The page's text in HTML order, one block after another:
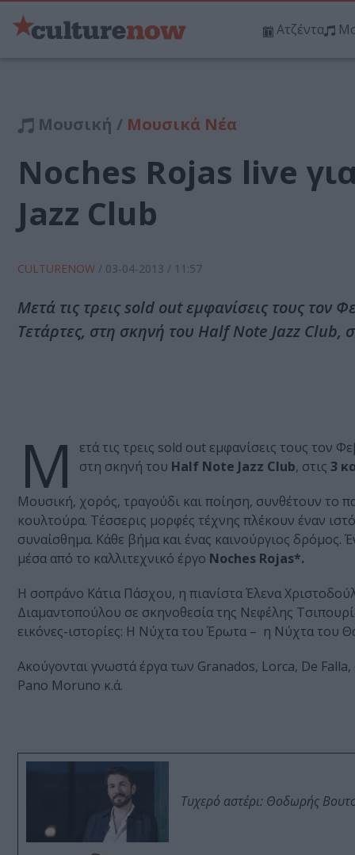
Ατζέντα
Μουσική / Μουσικά Νέα
Noches Rojas live
Jazz Club
CULTURENOW / 03-04-2013 / 11:57
Μετά τις τρεις sold out εμφανίσεις τους τον
Τετάρτες, στη σκηνή του Half Note Jazz Club,
Μ ετά τις τρεις sold out εμφανίσεις τους τον
στη σκηνή του Half Note Jazz Club, στις 3
Μουσική, χορός, τραγούδι και ποίηση, συνθέτουν το
κουλτούρα. Τέσσερις μορφές τέχνης πλέκουν έναν
συναίσθημα. Κάθε βήμα και ένας καινούργιος δρόμος.
μέσα από το καλλιτεχνικό έργο Noches Rojas*.
Η σοπράνο Κάτια Πάσχου, η πιανίστα Έλενα
Διαμαντοπούλου σε σκηνοθεσία της Νεφέλης
εικόνες-ιστορίες: Η Νύχτα του Έρωτα – η Νύχτα του
Ακούγονται γνωστά έργα των Granados, Lorca, De
Pano Moruno κ.ά.
Τυχερό αστέρι: Θοδωρής